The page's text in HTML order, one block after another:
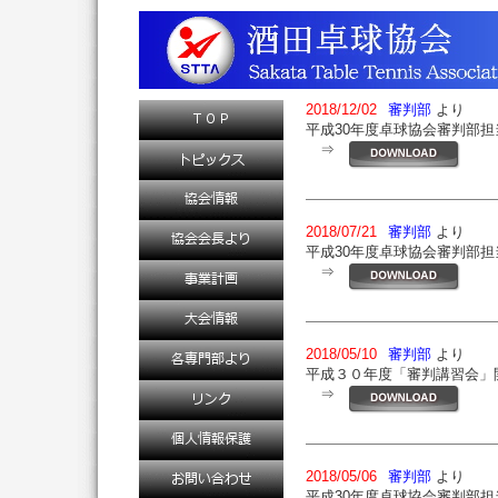
2018/12/02 審判部 より
平成30年度卓球協会審判部
⇒
2018/07/21 審判部 より
平成30年度卓球協会審判部
⇒
2018/05/10 審判部 より
平成３０年度「審判講習会」
⇒
2018/05/06 審判部 より